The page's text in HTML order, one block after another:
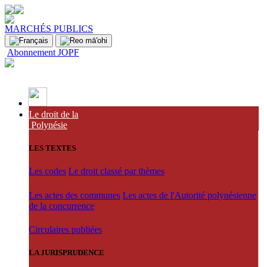
MARCHÉS PUBLICS
Abonnement JOPF
Le droit de la
Polynésie
LES TEXTES
Les codes Le droit classé par thèmes
Les actes des communes Les actes de l'Autorité polynésienne
de la concurrence
Circulaires publiées
LA JURISPRUDENCE